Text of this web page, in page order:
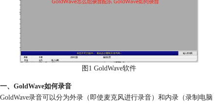
图1 GoldWave软件
一、GoldWave如何录音
GoldWave录音可以分为外录（即使麦克风进行录音）和内录（录制电脑